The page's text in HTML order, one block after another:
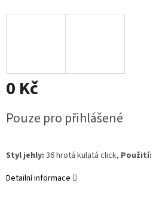
0 Kč
cena:
Pouze pro přihlášené
Styl jehly: 36 hrotá kulatá click, Použití:
Detailní informace